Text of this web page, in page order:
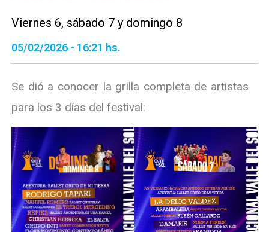
Viernes 6, sábado 7 y domingo 8
05/02/2026 - 16:21 hs.
Se dió a conocer la grilla completa de artistas
para los 3 días del festival: